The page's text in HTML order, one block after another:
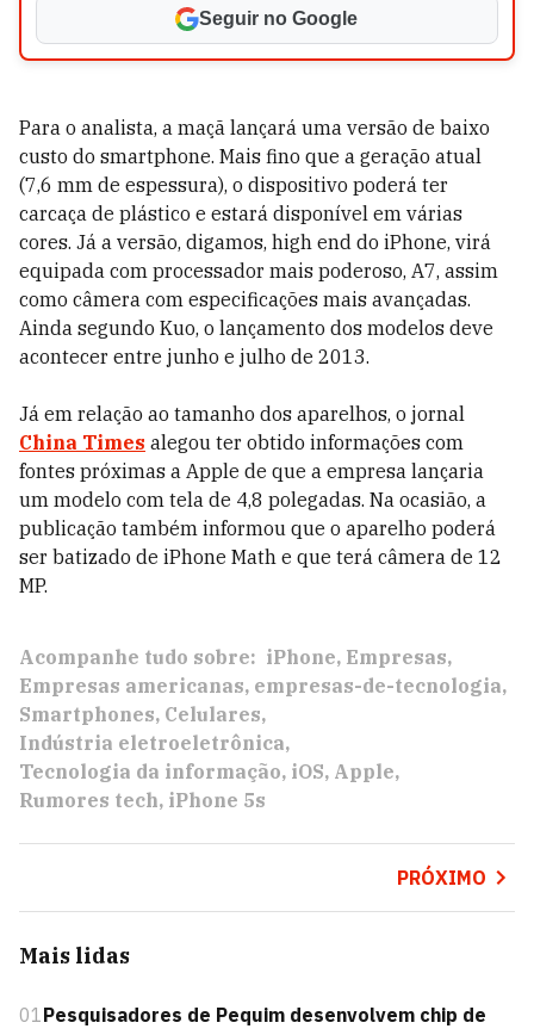
Seguir no Google
Para o analista, a maçã lançará uma versão de baixo
custo do smartphone. Mais fino que a geração atual
(7,6 mm de espessura), o dispositivo poderá ter
carcaça de plástico e estará disponível em várias
cores. Já a versão, digamos, high end do iPhone, virá
equipada com processador mais poderoso, A7, assim
como câmera com especificações mais avançadas.
Ainda segundo Kuo, o lançamento dos modelos deve
acontecer entre junho e julho de 2013.
Já em relação ao tamanho dos aparelhos, o jornal
China Times alegou ter obtido informações com
fontes próximas a Apple de que a empresa lançaria
um modelo com tela de 4,8 polegadas. Na ocasião, a
publicação também informou que o aparelho poderá
ser batizado de iPhone Math e que terá câmera de 12
MP.
Acompanhe tudo sobre: iPhone Empresas
Empresas americanas empresas-de-tecnologia
Smartphones Celulares
Indústria eletroeletrônica
Tecnologia da informação iOS Apple
Rumores tech iPhone 5s
PRÓXIMO
Mais lidas
01Pesquisadores de Pequim desenvolvem chip de